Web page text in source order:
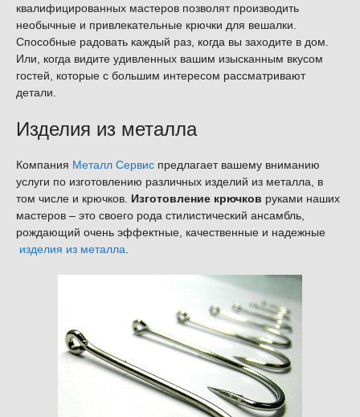
квалифицированных мастеров позволят производить
необычные и привлекательные крючки для вешалки.
Способные радовать каждый раз, когда вы заходите в дом.
Или, когда видите удивленных вашим изысканным вкусом
гостей, которые с большим интересом рассматривают
детали.
Изделия из металла
Компания Металл Сервис предлагает вашему вниманию
услуги по изготовлению различных изделий из металла, в
том числе и крючков. Изготовление крючков руками наших
мастеров – это своего рода стилистический ансамбль,
рождающий очень эффектные, качественные и надежные
изделия из металла